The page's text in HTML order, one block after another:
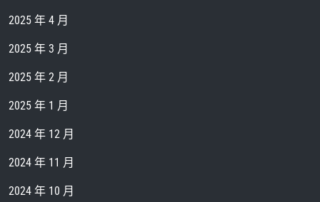
2025 年 4 月
2025 年 3 月
2025 年 2 月
2025 年 1 月
2024 年 12 月
2024 年 11 月
2024 年 10 月